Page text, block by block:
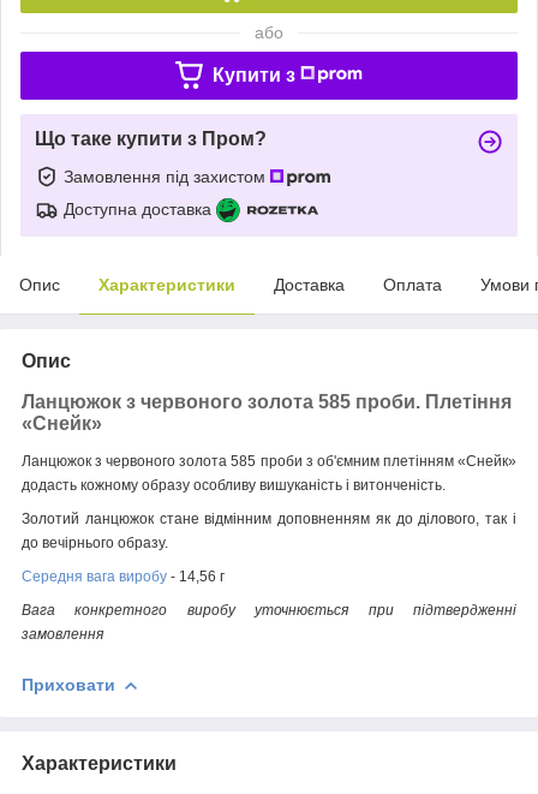
або
Купити з
Що таке купити з Пром?
Замовлення під захистом
Доступна доставка
Опис Характеристики Доставка Оплата Умови
Опис
Ланцюжок з червоного золота 585 проби. Плетіння
«Снейк»
Ланцюжок з червоного золота 585 проби з об'ємним плетінням «Снейк»
додасть кожному образу особливу вишуканість і витонченість.
Золотий ланцюжок стане відмінним доповненням як до ділового, так і
до вечірнього образу.
Середня вага виробу - 14,56 г
Вага конкретного виробу уточнюється при підтвердженні
замовлення
Приховати
Характеристики